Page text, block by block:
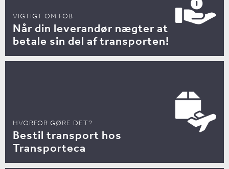
VIGTIGT OM FOB
Når din leverandør nægter at
betale sin del af transporten!
HVORFOR GØRE DET?
Bestil transport hos
Transporteca